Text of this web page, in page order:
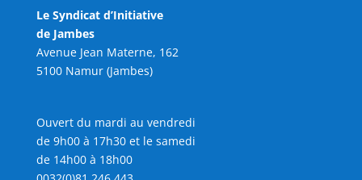
Le Syndicat d’Initiative
de Jambes
Avenue Jean Materne, 162
5100 Namur (Jambes)
Ouvert du mardi au vendredi
de 9h00 à 17h30 et le samedi
de 14h00 à 18h00